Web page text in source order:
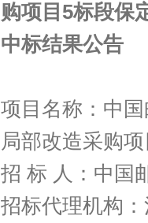
购项目 5标段保
中标结果公告
项目名称：中
局部改造采购
招 标 人：中国
招标代理机构：